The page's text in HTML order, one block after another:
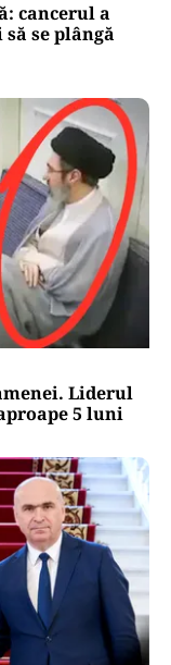
cancerul a
se plângă
Liderul
5 luni